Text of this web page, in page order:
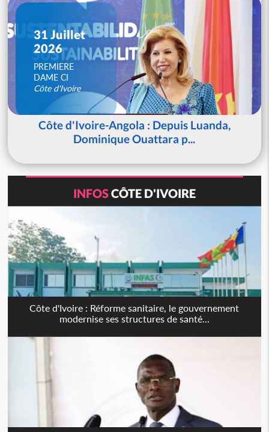
31 Juillet
2026
PREMIERE
DAME CI
Côte d'Ivoire
Côte d'Ivoire-Angola : Depuis Luanda,
Dominique Ouattara p...
INFOSCÔTE D'IVOIRE
Côte d'Ivoire : Réforme sanitaire, le gouvernement
modernise ses structures de santé...